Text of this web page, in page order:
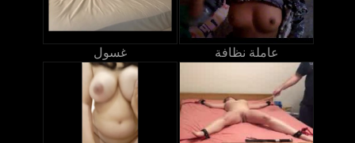
غسول عاملة نظافة